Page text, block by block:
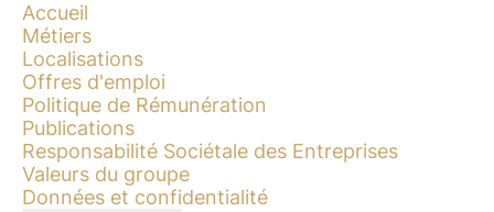
Accueil
Métiers
Localisations
Offres d'emploi
Politique de Rémunération
Publications
Responsabilité Sociétale des Entreprises
Valeurs du groupe
Données et confidentialité